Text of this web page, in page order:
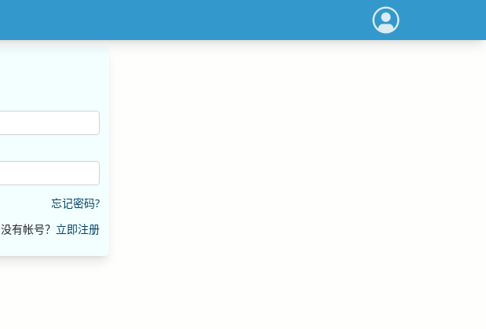
忘记密码?
没有帐号？ 立即注册